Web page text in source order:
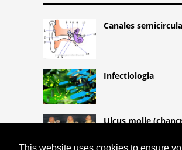
Canales
Infectiologia
Ulcus molle